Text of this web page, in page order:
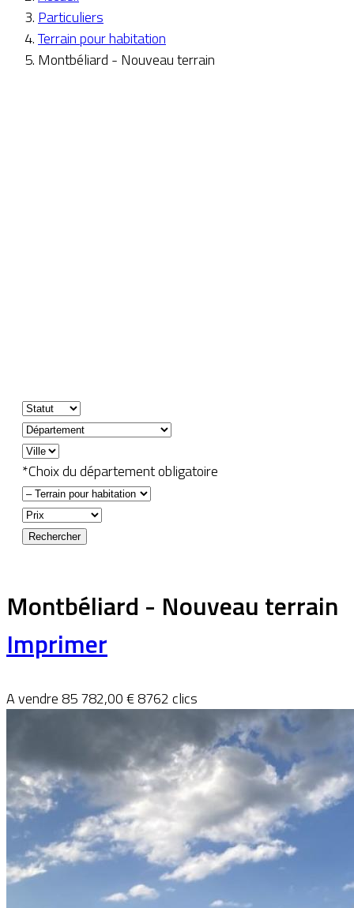
Particuliers
Terrain pour habitation
Montbéliard - Nouveau terrain
*Choix du département obligatoire
Montbéliard - Nouveau terrain
Imprimer
A vendre85 782,00 €8762 clics